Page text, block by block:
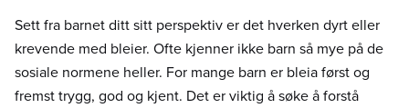
Sett fra barnet ditt sitt perspektiv er det hverken dyrt eller
krevende med bleier. Ofte kjenner ikke barn så mye på de
sosiale normene heller. For mange barn er bleia først og
fremst trygg, god og kjent. Det er viktig å søke å forstå